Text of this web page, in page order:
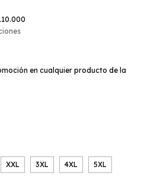
en cualquier producto de la
XXL 3XL 4XL 5XL